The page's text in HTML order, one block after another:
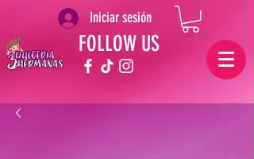
Iniciar sesión
FOLLOW US